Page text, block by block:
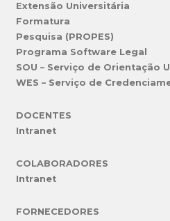
Extensão Universitária
Formatura
Pesquisa (PROPES)
Programa Software Legal
SOU – Serviço de Orientação
WES – Serviço de
DOCENTES
Intranet
COLABORADORES
Intranet
FORNECEDORES